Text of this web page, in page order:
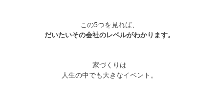
この5つを見れば、
だいたいその会社のレベルがわかります。
家づくりは
人生の中でも大きなイベント。